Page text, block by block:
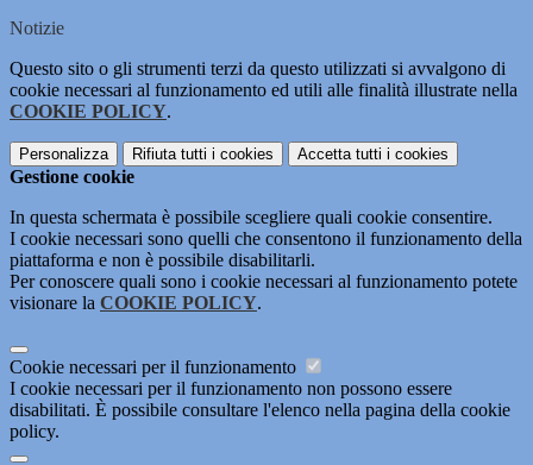
Notizie
Questo sito o gli strumenti terzi da questo utilizzati si avvalgono di
cookie necessari al funzionamento ed utili alle finalità illustrate nella
COOKIE POLICY.
Personalizza Rifiuta tutti i cookies Accetta tutti i cookies
Gestione cookie
In questa schermata è possibile scegliere quali cookie consentire.
I cookie necessari sono quelli che consentono il funzionamento della
piattaforma e non è possibile disabilitarli.
Per conoscere quali sono i cookie necessari al funzionamento potete
visionare la COOKIE POLICY.
Cookie necessari per il funzionamento
I cookie necessari per il funzionamento non possono essere
disabilitati. È possibile consultare l'elenco nella pagina della cookie
policy.